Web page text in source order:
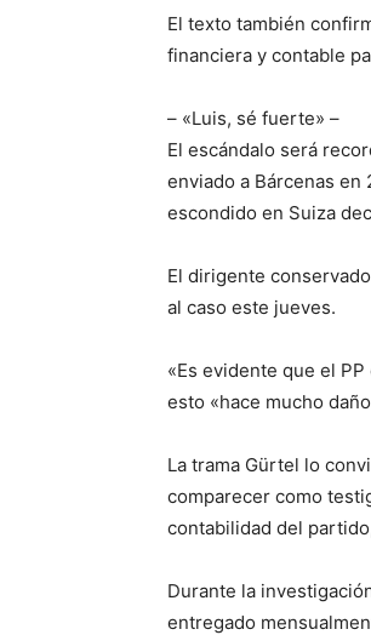
El texto también
financiera y contable
– «Luis, sé fuerte» –
El escándalo será
enviado a Bárcenas
escondido en Suiza
El dirigente
al caso este jueves.
«Es evidente que el
esto «hace mucho
La trama Gürtel lo
comparecer como
contabilidad del
Durante la
entregado